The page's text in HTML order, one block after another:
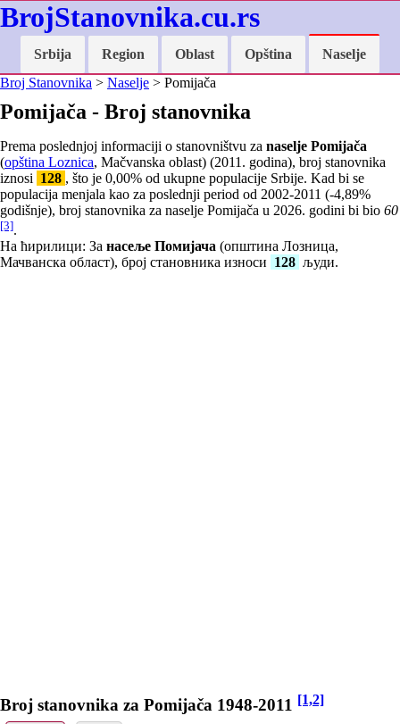
BrojStanovnika.cu.rs
Srbija Region Oblast Opština
Naselje
Broj Stanovnika > Naselje > Pomijača
Pomijača - Broj stanovnika
Prema poslednjoj informaciji o stanovništvu za naselje Pomijača
(opština Loznica, Mačvanska oblast) (2011. godina), broj stanovnika
iznosi 128 , što je 0,00% od ukupne populacije Srbije. Kad bi se
populacija menjala kao za poslednji period od 2002-2011 (-4,89%
godišnje), broj stanovnika za naselje Pomijača u 2026. godini bi bio 60
[3].
На ћирилици: За насеље Помијача (општина Лозница,
Мачванска област), број становника износи 128 људи.
Broj stanovnika za Pomijača 1948-2011 [1,2]